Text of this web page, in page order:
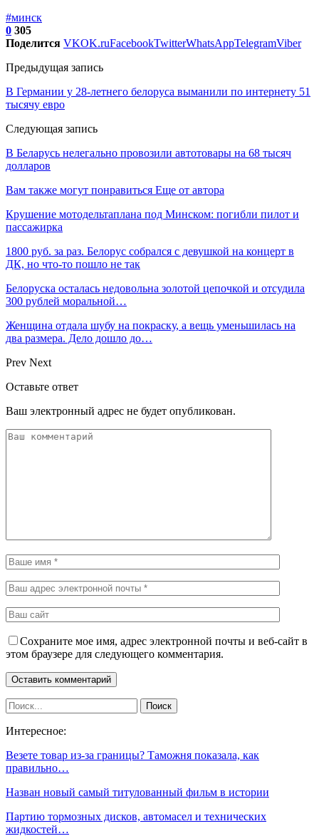
#минск
0 305
Поделится VKOK.ruFacebookTwitterWhatsAppTelegramViber
Предыдущая запись
В Германии у 28-летнего белоруса выманили по интернету 51
тысячу евро
Следующая запись
В Беларусь нелегально провозили автотовары на 68 тысяч
долларов
Вам также могут понравиться Еще от автора
Крушение мотодельтаплана под Минском: погибли пилот и
пассажирка
1800 руб. за раз. Белорус собрался с девушкой на концерт в
ДК, но что-то пошло не так
Белоруска осталась недовольна золотой цепочкой и отсудила
300 рублей моральной…
Женщина отдала шубу на покраску, а вещь уменьшилась на
два размера. Дело дошло до…
Prev Next
Оставьте ответ
Ваш электронный адрес не будет опубликован.
Сохраните мое имя, адрес электронной почты и веб-сайт в
этом браузере для следующего комментария.
Интересное:
Везете товар из-за границы? Таможня показала, как
правильно…
Назван новый самый титулованный фильм в истории
Партию тормозных дисков, автомасел и технических
жидкостей…